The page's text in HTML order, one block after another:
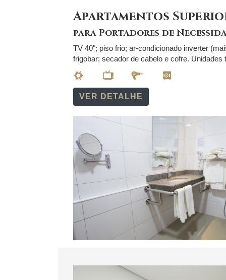
Apartamentos
para Portadores de
TV 40"; piso frio; ar-condicionado inverter
frigobar; secador de cabelo e cofre.
VER DETALHE